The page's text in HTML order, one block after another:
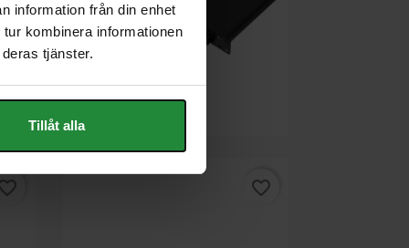
information från din enhet
kombinera informationen
tjänster.
Tillåt alla
Snabbvy
favorite_border